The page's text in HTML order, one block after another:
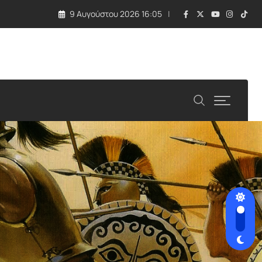
9 Αυγούστου 2026 16:05